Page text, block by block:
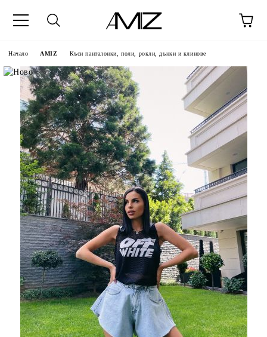
Начало AMIZ Къси панталонки, поли, рокли, дънки и клинове